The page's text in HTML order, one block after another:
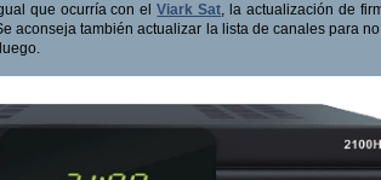
que ocurría con elViark Sat, la actualización de
aconseja también actualizar la lista de canales para